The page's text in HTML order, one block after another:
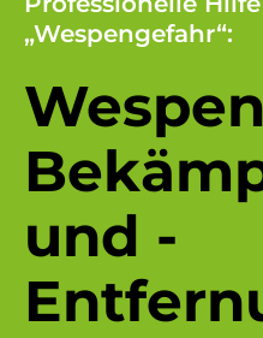
„Wespengefahr“:
und -